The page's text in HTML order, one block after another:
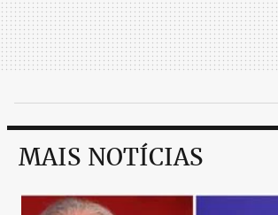
MAIS NOTÍCIAS